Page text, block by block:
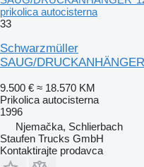
prikolica autocisterna
33
Schwarzmüller
SAUG/
9.500 € ≈ 18.570 KM
Prikolica autocisterna
1996
Njemačka, Schlierbach
Staufen Trucks GmbH
Kontaktirajte prodavca